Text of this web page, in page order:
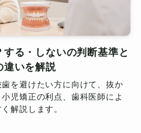
る・しないの判断基準と
違いを解説
を避けたい方に向けて、抜か
児矯正の利点、歯科医師によ
解説します。